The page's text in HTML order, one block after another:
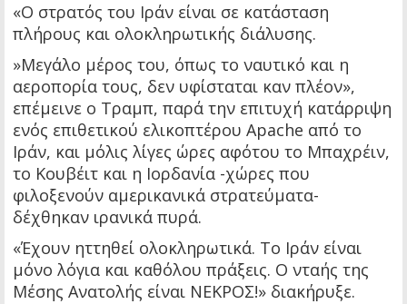
«Ο στρατός του Ιράν είναι σε κατάσταση
πλήρους και ολοκληρωτικής διάλυσης.
»Μεγάλο μέρος του, όπως το ναυτικό και η
αεροπορία τους, δεν υφίσταται καν πλέον»,
επέμεινε ο Τραμπ, παρά την επιτυχή κατάρριψη
ενός επιθετικού ελικοπτέρου Apache από το
Ιράν, και μόλις λίγες ώρες αφότου το Μπαχρέιν,
το Κουβέιτ και η Ιορδανία -χώρες που
φιλοξενούν αμερικανικά στρατεύματα-
δέχθηκαν ιρανικά πυρά.
«Έχουν ηττηθεί ολοκληρωτικά. Το Ιράν είναι
μόνο λόγια και καθόλου πράξεις. Ο νταής της
Μέσης Ανατολής είναι ΝΕΚΡΟΣ!» διακήρυξε.